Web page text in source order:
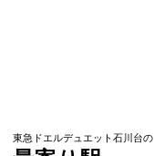
東急ドエルデュエット石川台の